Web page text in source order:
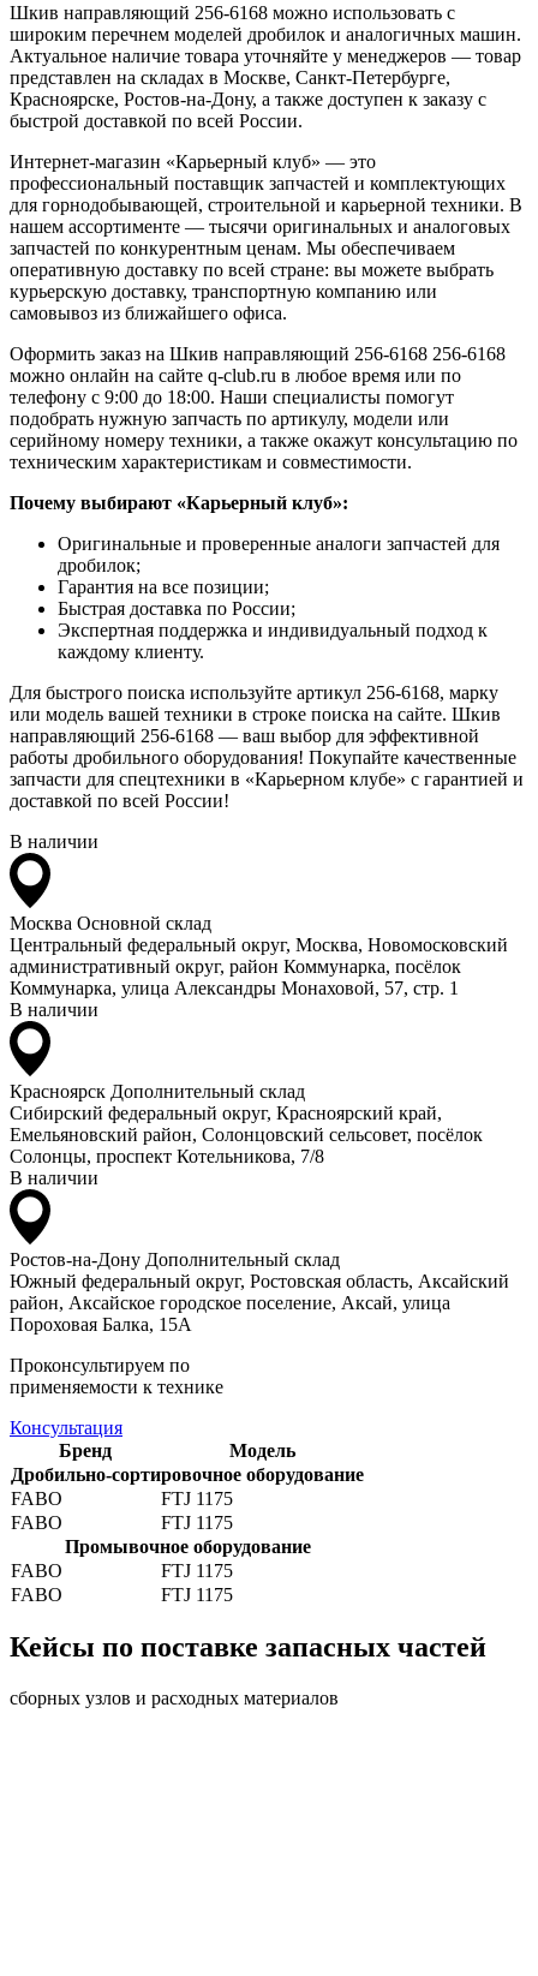
Шкив направляющий 256-6168 можно использовать с
широким перечнем моделей дробилок и аналогичных машин.
Актуальное наличие товара уточняйте у менеджеров — товар
представлен на складах в Москве, Санкт-Петербурге,
Красноярске, Ростов-на-Дону, а также доступен к заказу с
быстрой доставкой по всей России.
Интернет-магазин «Карьерный клуб» — это
профессиональный поставщик запчастей и комплектующих
для горнодобывающей, строительной и карьерной техники. В
нашем ассортименте — тысячи оригинальных и аналоговых
запчастей по конкурентным ценам. Мы обеспечиваем
оперативную доставку по всей стране: вы можете выбрать
курьерскую доставку, транспортную компанию или
самовывоз из ближайшего офиса.
Оформить заказ на Шкив направляющий 256-6168 256-6168
можно онлайн на сайте q-club.ru в любое время или по
телефону с 9:00 до 18:00. Наши специалисты помогут
подобрать нужную запчасть по артикулу, модели или
серийному номеру техники, а также окажут консультацию по
техническим характеристикам и совместимости.
Почему выбирают «Карьерный клуб»:
Оригинальные и проверенные аналоги запчастей для
дробилок;
Гарантия на все позиции;
Быстрая доставка по России;
Экспертная поддержка и индивидуальный подход к
каждому клиенту.
Для быстрого поиска используйте артикул 256-6168, марку
или модель вашей техники в строке поиска на сайте. Шкив
направляющий 256-6168 — ваш выбор для эффективной
работы дробильного оборудования! Покупайте качественные
запчасти для спецтехники в «Карьерном клубе» с гарантией и
доставкой по всей России!
В наличии
Москва Основной склад
Центральный федеральный округ, Москва, Новомосковский
административный округ, район Коммунарка, посёлок
Коммунарка, улица Александры Монаховой, 57, стр. 1
В наличии
Красноярск Дополнительный склад
Сибирский федеральный округ, Красноярский край,
Емельяновский район, Солонцовский сельсовет, посёлок
Солонцы, проспект Котельникова, 7/8
В наличии
Ростов-на-Дону Дополнительный склад
Южный федеральный округ, Ростовская область, Аксайский
район, Аксайское городское поселение, Аксай, улица
Пороховая Балка, 15А
Проконсультируем по
применяемости к технике
Консультация
Бренд
Модель
Дробильно-сортировочное оборудование
FABO
FTJ 1175
FABO
FTJ 1175
Промывочное оборудование
FABO
FTJ 1175
FABO
FTJ 1175
Кейсы по поставке запасных частей
сборных узлов и расходных материалов